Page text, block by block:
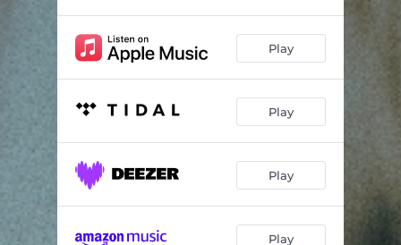
Merzi môman 02:44
03:17
03:00
Play
Play
Play
Play